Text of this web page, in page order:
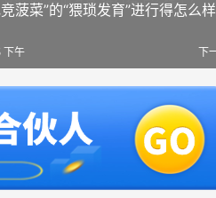
菠菜”的“猥琐发育”进行得怎么样
下
下午